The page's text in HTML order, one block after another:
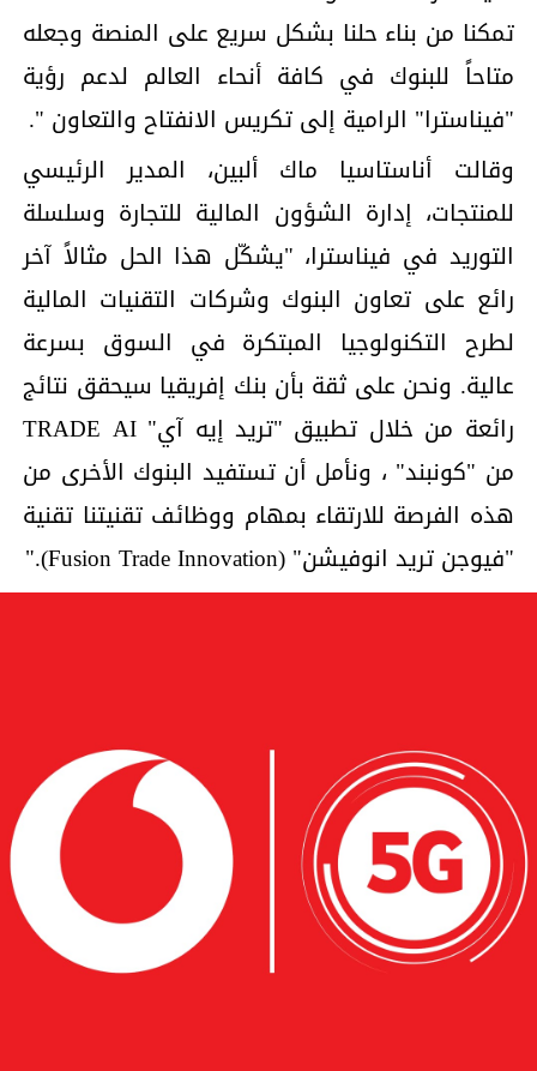
تمكنا من بناء حلنا بشكل سريع على المنصة وجعله
متاحاً للبنوك في كافة أنحاء العالم لدعم رؤية
"فيناسترا" الرامية إلى تكريس الانفتاح والتعاون ".
وقالت أناستاسيا ماك ألبين، المدير الرئيسي
للمنتجات، إدارة الشؤون المالية للتجارة وسلسلة
التوريد في فيناسترا، "يشكّل هذا الحل مثالاً آخر
رائع على تعاون البنوك وشركات التقنيات المالية
لطرح التكنولوجيا المبتكرة في السوق بسرعة
عالية. ونحن على ثقة بأن بنك إفريقيا سيحقق نتائج
رائعة من خلال تطبيق "تريد إيه آي" TRADE AI
من "كونبند" ، ونأمل أن تستفيد البنوك الأخرى من
هذه الفرصة للارتقاء بمهام ووظائف تقنيتنا تقنية
"فيوجن تريد انوفيشن" (Fusion Trade Innovation)."